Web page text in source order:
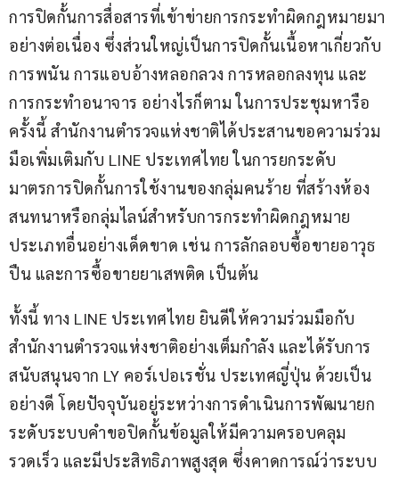
การปิดกั้นการสื่อสารที่เข้าข่ายการกระทำผิดกฎหมายมา
อย่างต่อเนื่อง ซึ่งส่วนใหญ่เป็นการปิดกั้นเนื้อหาเกี่ยวกับ
การพนัน การแอบอ้างหลอกลวง การหลอกลงทุน และ
การกระทำอนาจาร อย่างไรก็ตาม ในการประชุมหารือ
ครั้งนี้ สำนักงานตำรวจแห่งชาติได้ประสานขอความร่วม
มือเพิ่มเติมกับ LINE ประเทศไทย ในการยกระดับ
มาตรการปิดกั้นการใช้งานของกลุ่มคนร้าย ที่สร้างห้อง
สนทนาหรือกลุ่มไลน์สำหรับการกระทำผิดกฎหมาย
ประเภทอื่นอย่างเด็ดขาด เช่น การลักลอบซื้อขายอาวุธ
ปืน และการซื้อขายยาเสพติด เป็นต้น
ทั้งนี้ ทาง LINE ประเทศไทย ยินดีให้ความร่วมมือกับ
สำนักงานตำรวจแห่งชาติอย่างเต็มกำลัง และได้รับการ
สนับสนุนจาก LY คอร์เปอเรชั่น ประเทศญี่ปุ่น ด้วยเป็น
อย่างดี โดยปัจจุบันอยู่ระหว่างการดำเนินการพัฒนายก
ระดับระบบคำขอปิดกั้นข้อมูลให้มีความครอบคลุม
รวดเร็ว และมีประสิทธิภาพสูงสุด ซึ่งคาดการณ์ว่าระบบ